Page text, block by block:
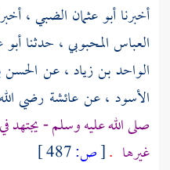
أخبرناأبو عثمان الضبي،
العباس المحبوبي، حدثنا
الواحد بن زياد، عن الحسن
الأسود ،عنعائشة رضي
صلى الله عليه وسلم - يجتهد
غيرها .
[ص: